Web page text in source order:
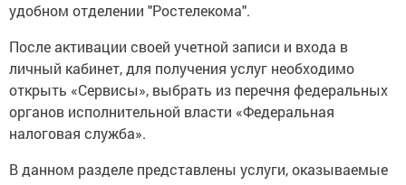
удобном отделении "Ростелекома".
После активации своей учетной записи и входа в
личный кабинет, для получения услуг необходимо
открыть «Сервисы», выбрать из перечня федеральных
органов исполнительной власти «Федеральная
налоговая служба».
В данном разделе представлены услуги, оказываемые